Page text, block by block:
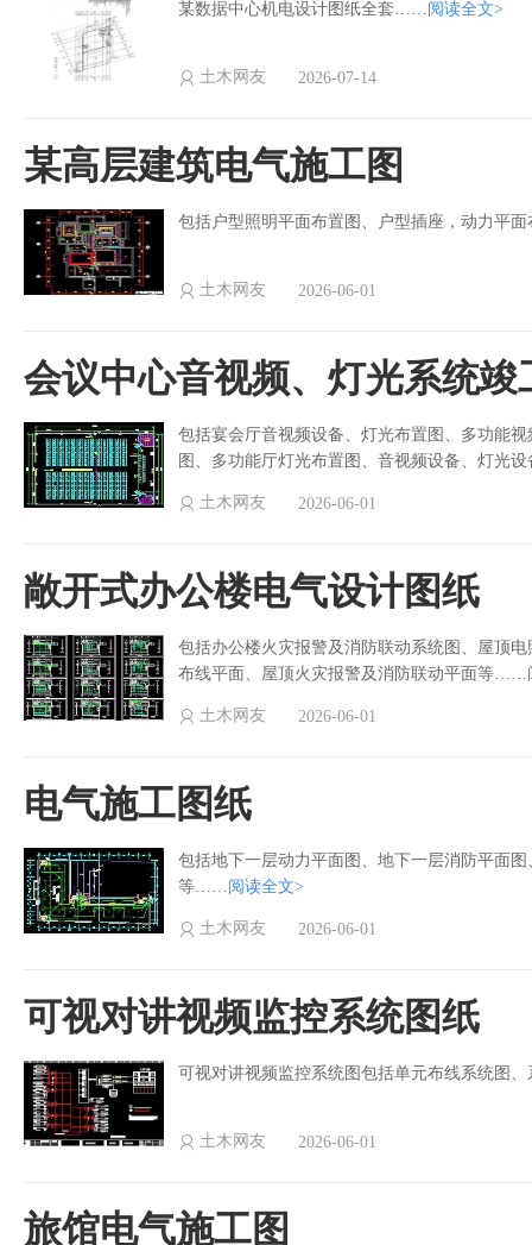
某数据中心机电设计图纸全套……阅读全文>
土木网友 2026-07-14
某高层建筑电气施工图
包括户型照明平面布置图、户型插座，动力平
土木网友 2026-06-01
会议中心音视频、灯光系统竣
包括宴会厅音视频设备、灯光布置图、多功能
图、多功能厅灯光布置图、音视频设备、灯光
土木网友 2026-06-01
敞开式办公楼电气设计图纸
包括办公楼火灾报警及消防联动系统图、屋顶
布线平面、屋顶火灾报警及消防联动平面等……
土木网友 2026-06-01
电气施工图纸
包括地下一层动力平面图、地下一层消防平面
等……阅读全文>
土木网友 2026-06-01
可视对讲视频监控系统图纸
可视对讲视频监控系统图包括单元布线系统图
土木网友 2026-06-01
旅馆电气施工图